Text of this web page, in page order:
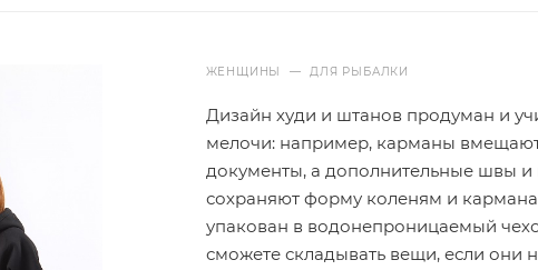
ЖЕНЩИНЫ — ДЛЯ РЫБАЛКИ
Дизайн худи и штанов продуман и
мелочи: например, карманы
документы, а дополнительные швы и
сохраняют форму коленям и
упакован в водонепроницаемый
сможете складывать вещи, если они